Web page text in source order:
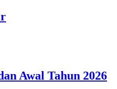
Awal Tahun 2026